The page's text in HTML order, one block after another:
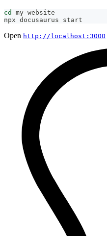
cd
my-website
npx docusaurus start
Open http://localhost:3000